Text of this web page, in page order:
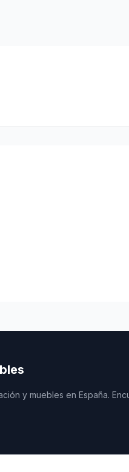
y muebles en España.